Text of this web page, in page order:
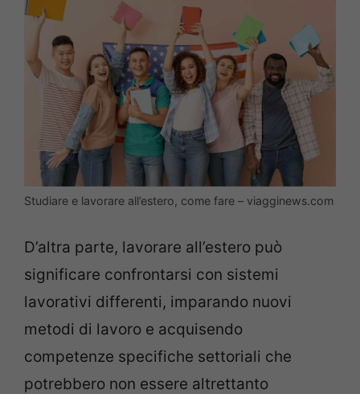
Studiare e lavorare all’estero, come fare – viagginews.com
D’altra parte, lavorare all’estero può
significare confrontarsi con sistemi
lavorativi differenti, imparando nuovi
metodi di lavoro e acquisendo
competenze specifiche settoriali che
potrebbero non essere altrettanto